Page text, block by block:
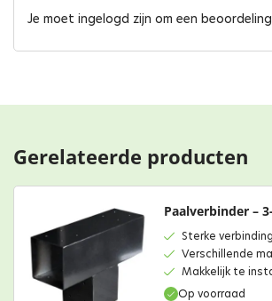
Je moet ingelogd zijn om een
Gerelateerde producten
Op voorraad
Paalverbinder –
Sterke verbinding
Verschillende
Makkelijk te